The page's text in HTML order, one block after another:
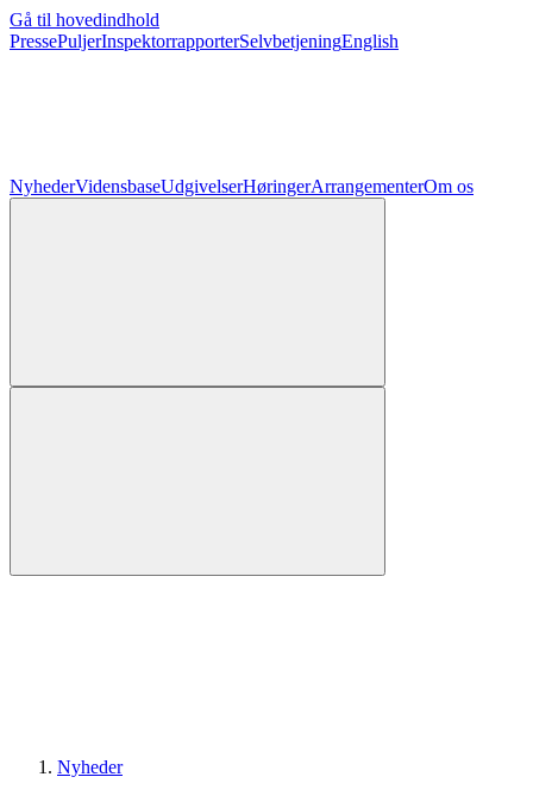
Gå til hovedindhold
PressePuljerInspektorrapporterSelvbetjeningEnglish
NyhederVidensbaseUdgivelserHøringerArrangementerOm os
Nyheder